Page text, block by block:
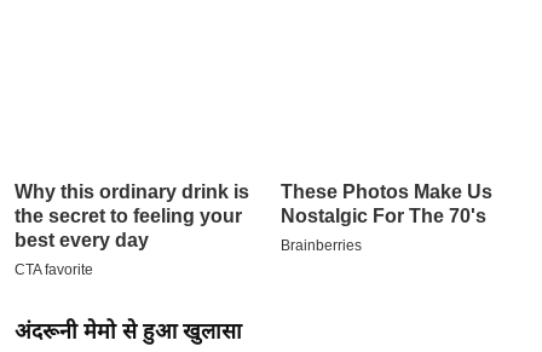
पे
प
र
सा
अंदरूनी मेमो से हुआ खुलासा